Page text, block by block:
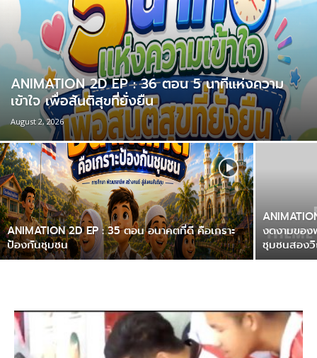
ANIMATION 2D EP : 36 ตอน 5 นาทีแห่งความ
เข้าใจ เพื่อสันติสุขที่ยั่งยืน
August 2, 2026
ANIMATION 2D EP : 35 ตอน อนาคตที่ดี คือเกราะ
ป้องกันชุมชน
งดงามขอ
ชุมชนสอง